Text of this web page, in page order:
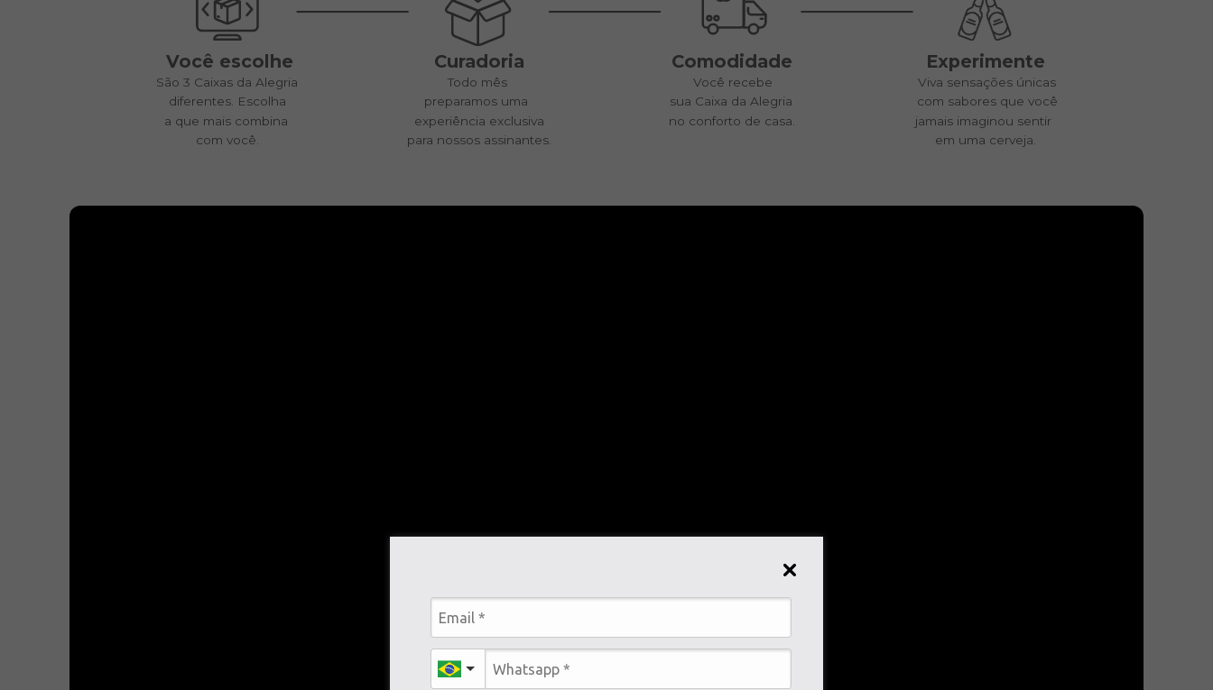
Você escolhe
São 3 Caixas da Alegria
diferentes. Escolha
a que mais combina
com você.
Curadoria
Todo mês
preparamos uma
experiência exclusiva
para nossos assinantes.
Comodidade
Você recebe
sua Caixa da Alegria
no conforto de casa.
Experimente
Viva sensações únicas
com sabores que você
jamais imaginou sentir
em uma cerveja.